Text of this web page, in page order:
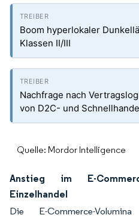
Boom hyperlokaler
Klassen II/III
Nachfrage nach
von D2C- und
Quelle: Mordor Intelligence
Anstieg im E-
Einzelhandel
Die E-Commerce-